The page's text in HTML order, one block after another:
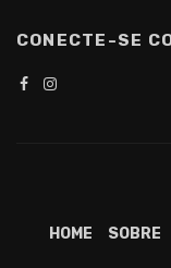
CONECTE-SE
HOME SOBRE